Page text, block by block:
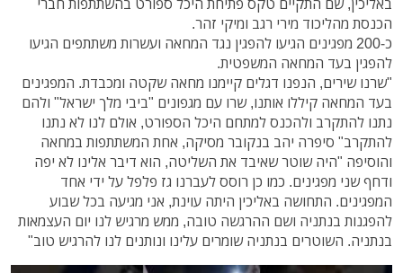
הכנסת מהליכוד מירי רגב ומיקי זהר.
כ-200 מפגינים הגיעו להפגין נגד המחאה ועשרות משתתפים הגיעו
להפגין בעד המחאה המשפטית.
"שרנו שירים, הנפנו דגלים קיימנו מחאה שקטה ומכבדת. המפגינים
בעד המחאה קיללו אותנו, שרו עם מגפונים "ביבי מלך ישראל" ולהם
נתנו להתקרב ולהכנס למתחם היכל הספורט, אולם לנו לא נתנו
להתקרב" סיפרה יהב בנקובר מסיקה, אחת המשתתפות במחאה
והוסיפה "היה שוטר שאיבד את השליטה, הוא דיבר אלינו לא יפה
ודחף שני מפגינים. כמו כן רוסס לעברנו גז פלפל על ידי אחד
המפגינים. התחושה באליכין היתה עוינת, אני מגיעה בכל שבוע
להפגנות בנתניה ושם ההרגשה טובה, ממש מרגיש לנו יום העצמאות
בנתניה. השוטרים בנתניה שומרים עלינו ונותנים לנו להרגיש טוב"